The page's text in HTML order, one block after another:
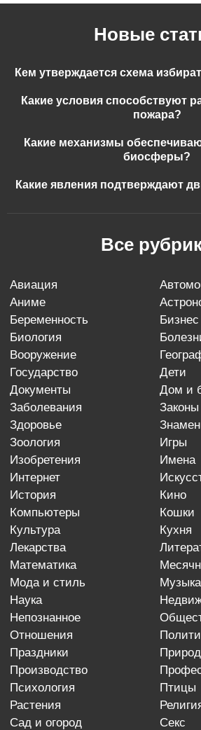
Новые
Кем утверждается схема
Какие условия способствуют
пожара?
Какие механизмы
биосферы?
Какие явления подтверждают
Все
авиация
аниме
беременность
бизнес
биология
вооружение
государство
дети
документы
дом и
заболевания
законы
здоровье
зоология
игры
изобретения
имена
интернет
история
кино
компьютеры
кошки
культура
кухня
лекарства
математика
мода и стиль
музыка
наука
непознанное
отношения
праздники
производство
психология
птицы
растения
сад и огород
секс